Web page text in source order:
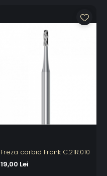
Freza carbid Frank C.21R.010
19,00 Lei